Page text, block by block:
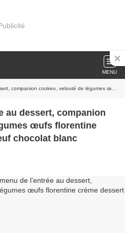
MENU
velouté de légumes œufs florentine crème dessert sans œuf chocolat blanc
au dessert, companion
œufs florentine
chocolat blanc